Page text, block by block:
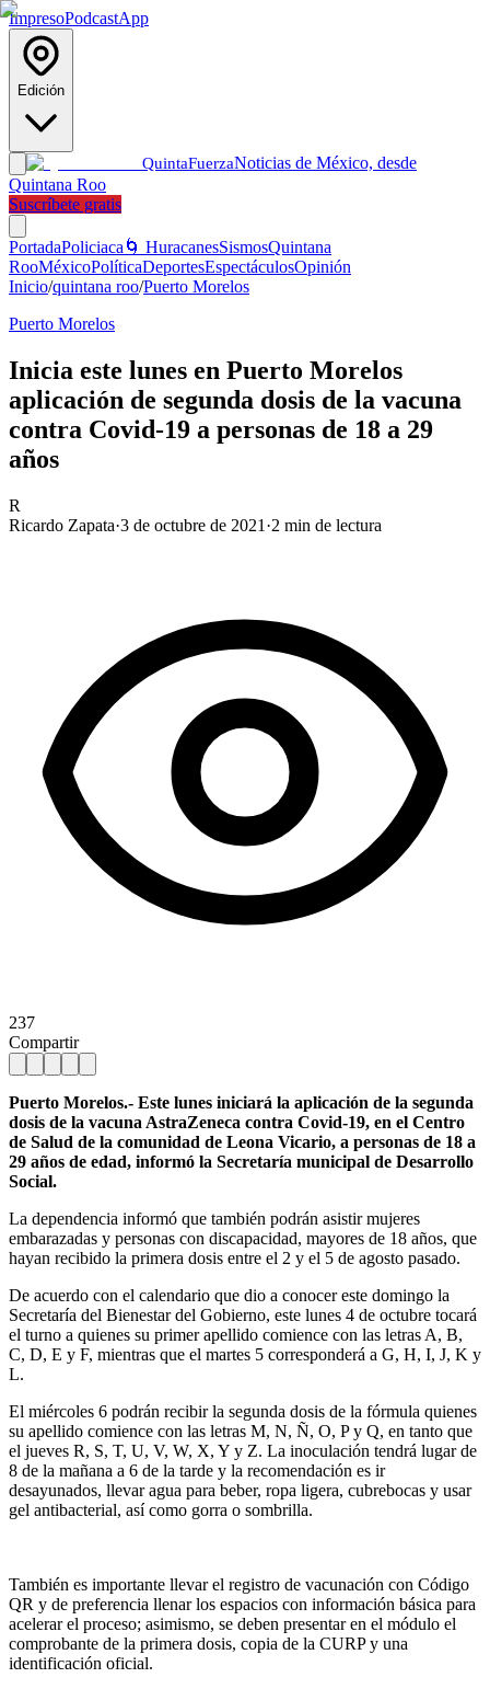
ImpresoPodcastApp
Edición
QuintaFuerzaNoticias de México, desde
Quintana Roo
Suscríbete gratis
PortadaPoliciaca 🌀 HuracanesSismosQuintana
RooMéxicoPolíticaDeportesEspectáculosOpinión
Inicio/quintana roo/Puerto Morelos
Puerto Morelos
Inicia este lunes en Puerto Morelos
aplicación de segunda dosis de la vacuna
contra Covid-19 a personas de 18 a 29
años
R
Ricardo Zapata·3 de octubre de 2021 ·2 min de lectura
237
Compartir
Puerto Morelos.- Este lunes iniciará la aplicación de la segunda
dosis de la vacuna AstraZeneca contra Covid-19, en el Centro
de Salud de la comunidad de Leona Vicario, a personas de 18 a
29 años de edad, informó la Secretaría municipal de Desarrollo
Social.
La dependencia informó que también podrán asistir mujeres
embarazadas y personas con discapacidad, mayores de 18 años, que
hayan recibido la primera dosis entre el 2 y el 5 de agosto pasado.
De acuerdo con el calendario que dio a conocer este domingo la
Secretaría del Bienestar del Gobierno, este lunes 4 de octubre tocará
el turno a quienes su primer apellido comience con las letras A, B,
C, D, E y F, mientras que el martes 5 corresponderá a G, H, I, J, K y
L.
El miércoles 6 podrán recibir la segunda dosis de la fórmula quienes
su apellido comience con las letras M, N, Ñ, O, P y Q, en tanto que
el jueves R, S, T, U, V, W, X, Y y Z. La inoculación tendrá lugar de
8 de la mañana a 6 de la tarde y la recomendación es ir
desayunados, llevar agua para beber, ropa ligera, cubrebocas y usar
gel antibacterial, así como gorra o sombrilla.
También es importante llevar el registro de vacunación con Código
QR y de preferencia llenar los espacios con información básica para
acelerar el proceso; asimismo, se deben presentar en el módulo el
comprobante de la primera dosis, copia de la CURP y una
identificación oficial.